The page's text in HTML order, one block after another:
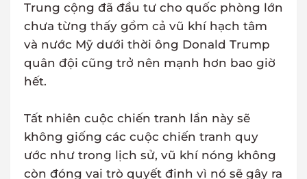
Trung cộng đã đầu tư cho quốc phòng lớn
chưa từng thấy gồm cả vũ khí hạch tâm
và nước Mỹ dưới thời ông Donald Trump
quân đội cũng trở nên mạnh hơn bao giờ
hết.
Tất nhiên cuộc chiến tranh lần này sẽ
không giống các cuộc chiến tranh quy
ước như trong lịch sử, vũ khí nóng không
còn đóng vai trò quyết định vì nó sẽ gây ra